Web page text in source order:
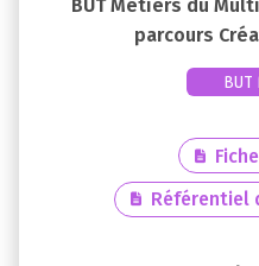
BUT Métiers du
parcours
BUT
Référentiel